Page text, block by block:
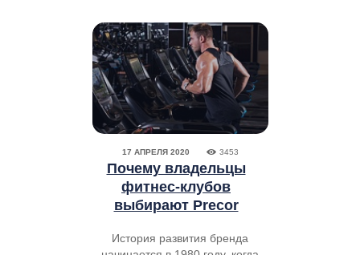
17 АПРЕЛЯ 2020 3453
Почему владельцы
фитнес-клубов
выбирают Precor
История развития бренда